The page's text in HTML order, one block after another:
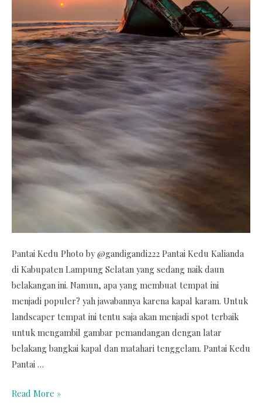
Pantai Kedu Photo by @gandigandi222 Pantai Kedu Kalianda
di Kabupaten Lampung Selatan yang sedang naik daun
belakangan ini. Namun, apa yang membuat tempat ini
menjadi populer? yah jawabannya karena kapal karam. Untuk
landscaper tempat ini tentu saja akan menjadi spot terbaik
untuk mengambil gambar pemandangan dengan latar
belakang bangkai kapal dan matahari tenggelam. Pantai Kedu
Pantai …
Read More »